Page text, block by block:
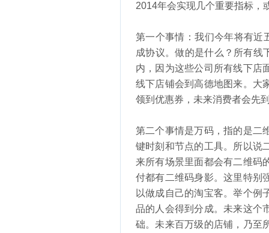
2014年会实现几个重要指标，
第一个事情：我们今年将有近
成协议。做的是什么？所有线
内，因为这些公司所有线下店
线下店铺会到高德地图来。大
领到优惠券，未来消费者会先
第二个事情是万码，指的是二
键时刻和节点的工具。所以说
来所有场景里面都会有二维码
付都有二维码身影。这里特别
以做成自己的淘宝客。举个例
品的人会得到分成。未来这个
础。未来百万级的店铺，乃至